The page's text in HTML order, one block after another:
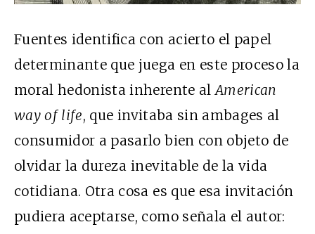
Fuentes identifica con acierto el papel
determinante que juega en este proceso la
moral hedonista inherente al American
way of life, que invitaba sin ambages al
consumidor a pasarlo bien con objeto de
olvidar la dureza inevitable de la vida
cotidiana. Otra cosa es que esa invitación
pudiera aceptarse, como señala el autor: